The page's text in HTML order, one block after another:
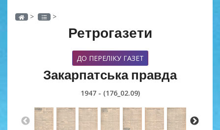
> >
Ретрогазети
ДО ПЕРЕЛІКУ ГАЗЕТ
Закарпатська правда
1947 - (176_02.09)